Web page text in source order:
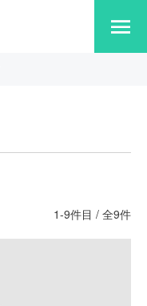
1-9件目 / 全9件